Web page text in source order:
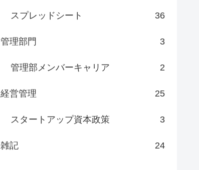
スプレッドシート 36
管理部門 3
管理部メンバーキャリア 2
経営管理 25
スタートアップ資本政策 3
雑記 24